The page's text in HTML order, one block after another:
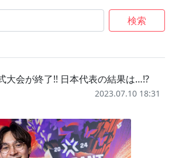
検索
大会が終了!! 日本代表の結果は…!?
2023.07.10 18:31